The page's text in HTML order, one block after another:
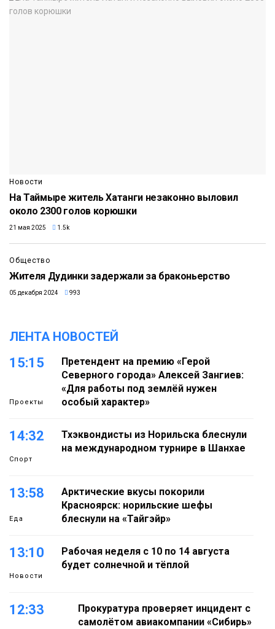
Новости
На Таймыре житель Хатанги незаконно выловил
около 2300 голов корюшки
21 мая 2025 1.5k
Общество
Жителя Дудинки задержали за браконьерство
05 декабря 2024 993
ЛЕНТА НОВОСТЕЙ
15:15
Проекты
Претендент на премию «Герой
Северного города» Алексей Зангиев:
«Для работы под землёй нужен
особый характер»
14:32
Спорт
Тхэквондисты из Норильска блеснули
на международном турнире в Шанхае
13:58
Еда
Арктические вкусы покорили
Красноярск: норильские шефы
блеснули на «Тайгэйр»
13:10
Новости
Рабочая неделя с 10 по 14 августа
будет солнечной и тёплой
12:33
Прокуратура проверяет инцидент с
самолётом авиакомпании «Сибирь»